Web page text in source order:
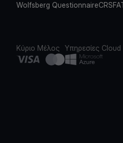
Wolfsberg QuestionnaireCRS
Κύριο Μέλος Υπηρεσίες Cloud